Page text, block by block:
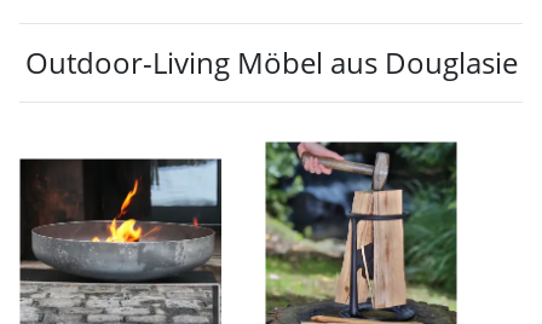
Outdoor-Living Möbel aus Douglasie